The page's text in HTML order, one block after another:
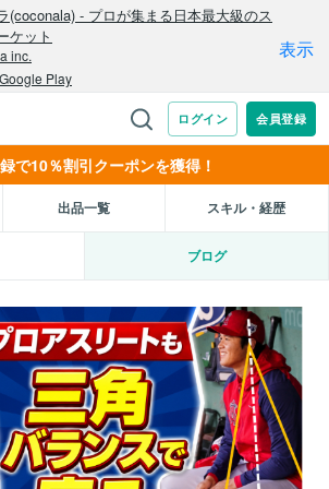
で10％割引クーポンを獲得！
出品一覧 スキル・経歴
ブログ